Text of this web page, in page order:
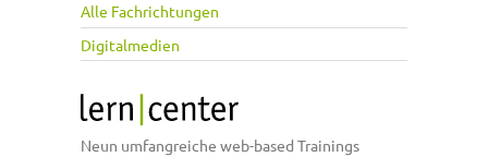
Alle Fachrichtungen
Digitalmedien
Neun umfangreiche web-based Trainings